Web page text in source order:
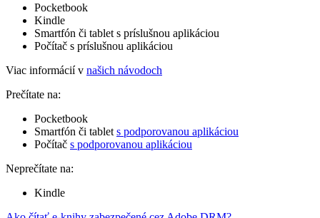
Pocketbook
Kindle
Smartfón či tablet s príslušnou aplikáciou
Počítač s príslušnou aplikáciou
Viac informácií v našich návodoch
Prečítate na:
Pocketbook
Smartfón či tablet s podporovanou aplikáciou
Počítač s podporovanou aplikáciou
Neprečítate na:
Kindle